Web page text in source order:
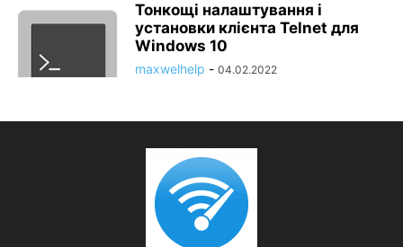
Тонкощі налаштування і
установки клієнта Telnet для
Windows 10
maxwelhelp - 04.02.2022